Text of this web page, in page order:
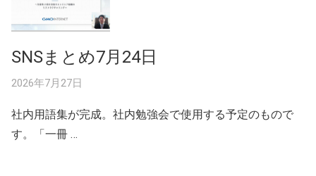
SNSまとめ7月24日
2026年7月27日
社内用語集が完成。社内勉強会で使用する予定のもので
す。「一冊 …